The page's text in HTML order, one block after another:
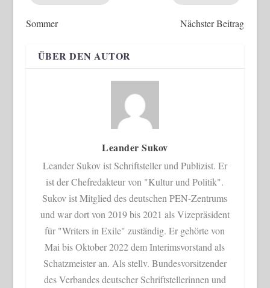
Sommer Nächster Beitrag
ÜBER DEN AUTOR
Leander Sukov
Leander Sukov ist Schriftsteller und Publizist. Er
ist der Chefredakteur von "Kultur und Politik".
Sukov ist Mitglied des deutschen PEN-Zentrums
und war dort von 2019 bis 2021 als Vizepräsident
für "Writers in Exile" zuständig. Er gehörte von
Mai bis Oktober 2022 dem Interimsvorstand als
Schatzmeister an. Als stellv. Bundesvorsitzender
des Verbandes deutscher Schriftstellerinnen und